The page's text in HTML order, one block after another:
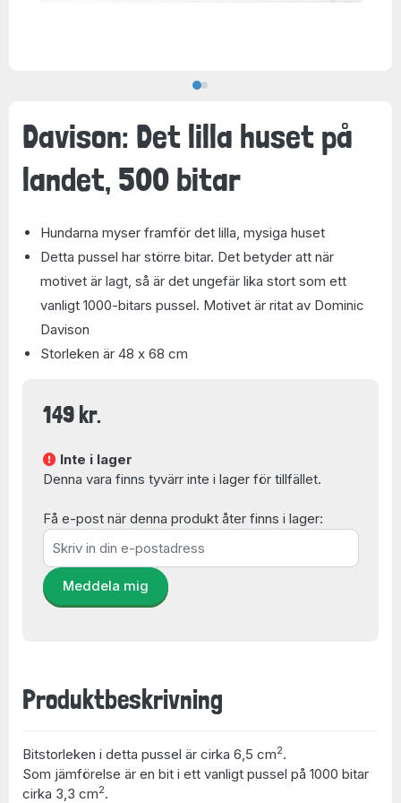
Davison: Det lilla huset på
landet, 500 bitar
Hundarna myser framför det lilla, mysiga huset
Detta pussel har större bitar. Det betyder att när
motivet är lagt, så är det ungefär lika stort som ett
vanligt 1000-bitars pussel. Motivet är ritat av Dominic
Davison
Storleken är 48 x 68 cm
149 kr.
Inte i lager
Denna vara finns tyvärr inte i lager för tillfället.
Få e-post när denna produkt åter finns i lager:
Meddela mig
Produktbeskrivning
Bitstorleken i detta pussel är cirka 6,5 cm2.
Som jämförelse är en bit i ett vanligt pussel på 1000 bitar
cirka 3,3 cm2.